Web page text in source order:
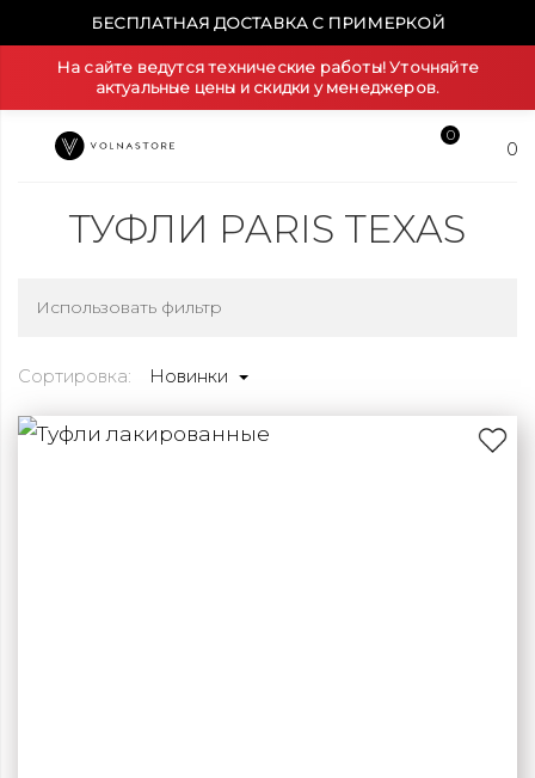
БЕСПЛАТНАЯ ДОСТАВКА С ПРИМЕРКОЙ
На сайте ведутся технические работы! Уточняйте
актуальные цены и скидки у менеджеров.
0
0
ТУФЛИ PARIS TEXAS
Использовать фильтр
Сортировка: Новинки